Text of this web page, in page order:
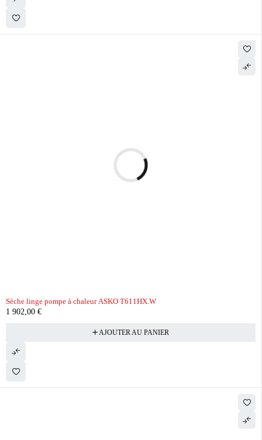
Sèche linge pompe à chaleur ASKO T611HX.W
1 902,00 €
AJOUTER AU PANIER